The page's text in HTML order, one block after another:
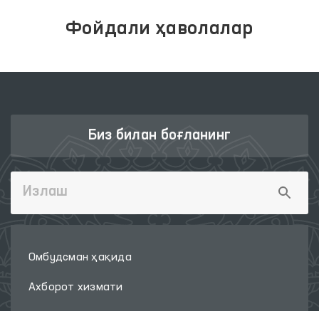
Фойдали ҳаволалар
Биз билан боғланинг
Омбудсман ҳақида
Ахборот хизмати